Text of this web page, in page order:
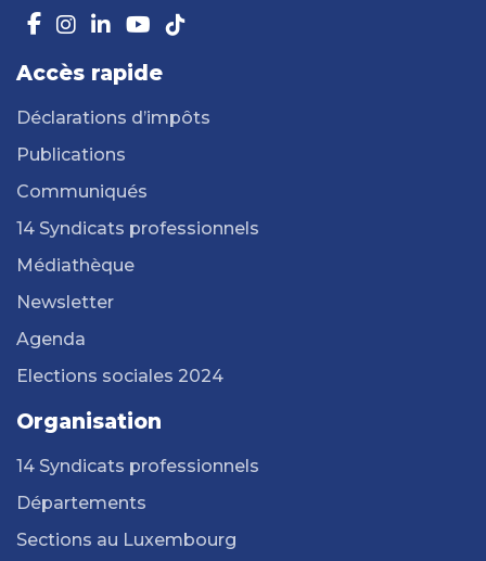
Accès rapide
Déclarations d’impôts
Publications
Communiqués
14 Syndicats professionnels
Médiathèque
Newsletter
Agenda
Elections sociales 2024
Organisation
14 Syndicats professionnels
Départements
Sections au Luxembourg